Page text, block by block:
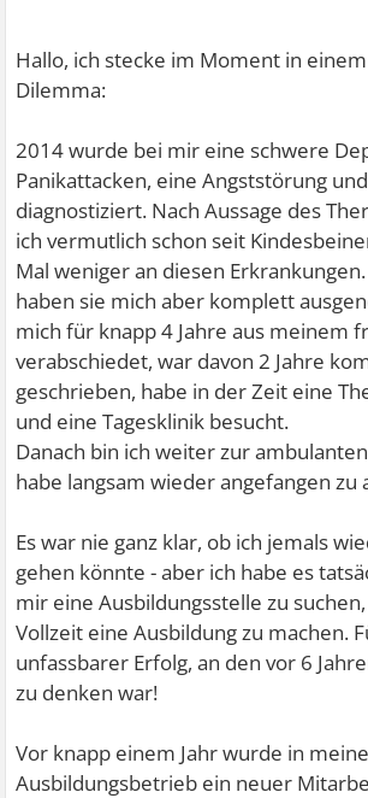
Hallo, ich stecke im Moment in
Dilemma:
2014 wurde bei mir eine schwere
Panikattacken, eine Angststörung
diagnostiziert. Nach Aussage des
ich vermutlich schon seit
Mal weniger an diesen
haben sie mich aber komplett
mich für knapp 4 Jahre aus meinem
verabschiedet, war davon 2 Jahre
geschrieben, habe in der Zeit eine
und eine Tagesklinik besucht.
Danach bin ich weiter zur
habe langsam wieder angefangen zu
Es war nie ganz klar, ob ich jemals
gehen könnte - aber ich habe es
mir eine Ausbildungsstelle zu
Vollzeit eine Ausbildung zu machen.
unfassbarer Erfolg, an den vor 6
zu denken war!
Vor knapp einem Jahr wurde in
Ausbildungsbetrieb ein neuer